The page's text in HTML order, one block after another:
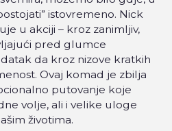
istovremeno. Nick
u akciji – kroz zanimljiv,
pred glumce
da kroz nizove kratkih
Ovaj komad je zbilja
putovanje koje
volje, ali i velike uloge
životima.